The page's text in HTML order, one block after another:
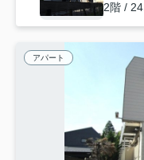
2階 /
アパート